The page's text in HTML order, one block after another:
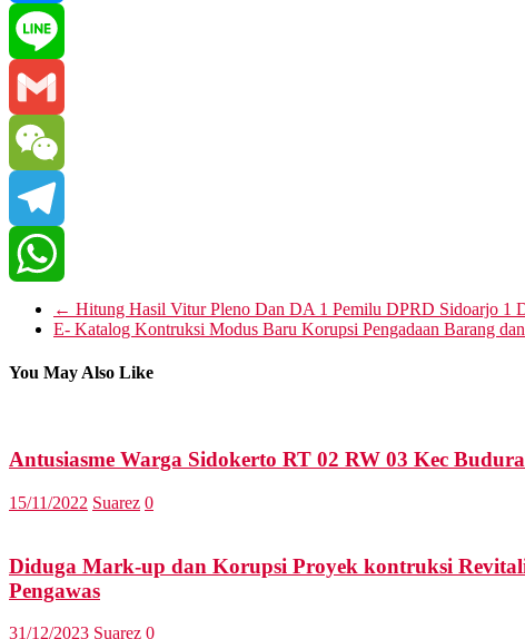
Messenger
Line
Gmail
WeChat
Telegram
WhatsApp
← Hitung Hasil Vitur Pleno Dan DA 1 Pemilu DPRD Sidoarjo 1
E- Katalog Kontruksi Modus Baru Korupsi Pengadaan Barang
You May Also Like
Antusiasme Warga Sidokerto RT 02 RW 03 Kec
15/11/2022 Suarez 0
Diduga Mark-up dan Korupsi Proyek kontruksi
Pengawas
31/12/2023 Suarez 0